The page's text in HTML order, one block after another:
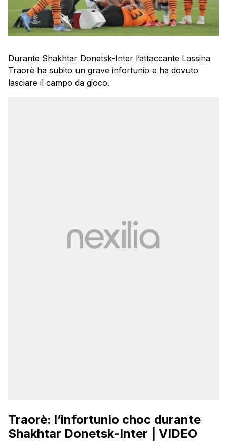
Durante Shakhtar Donetsk-Inter l’attaccante Lassina
Traorè ha subito un grave infortunio e ha dovuto
lasciare il campo da gioco.
Traorè: l’infortunio choc durante
Shakhtar Donetsk-Inter | VIDEO